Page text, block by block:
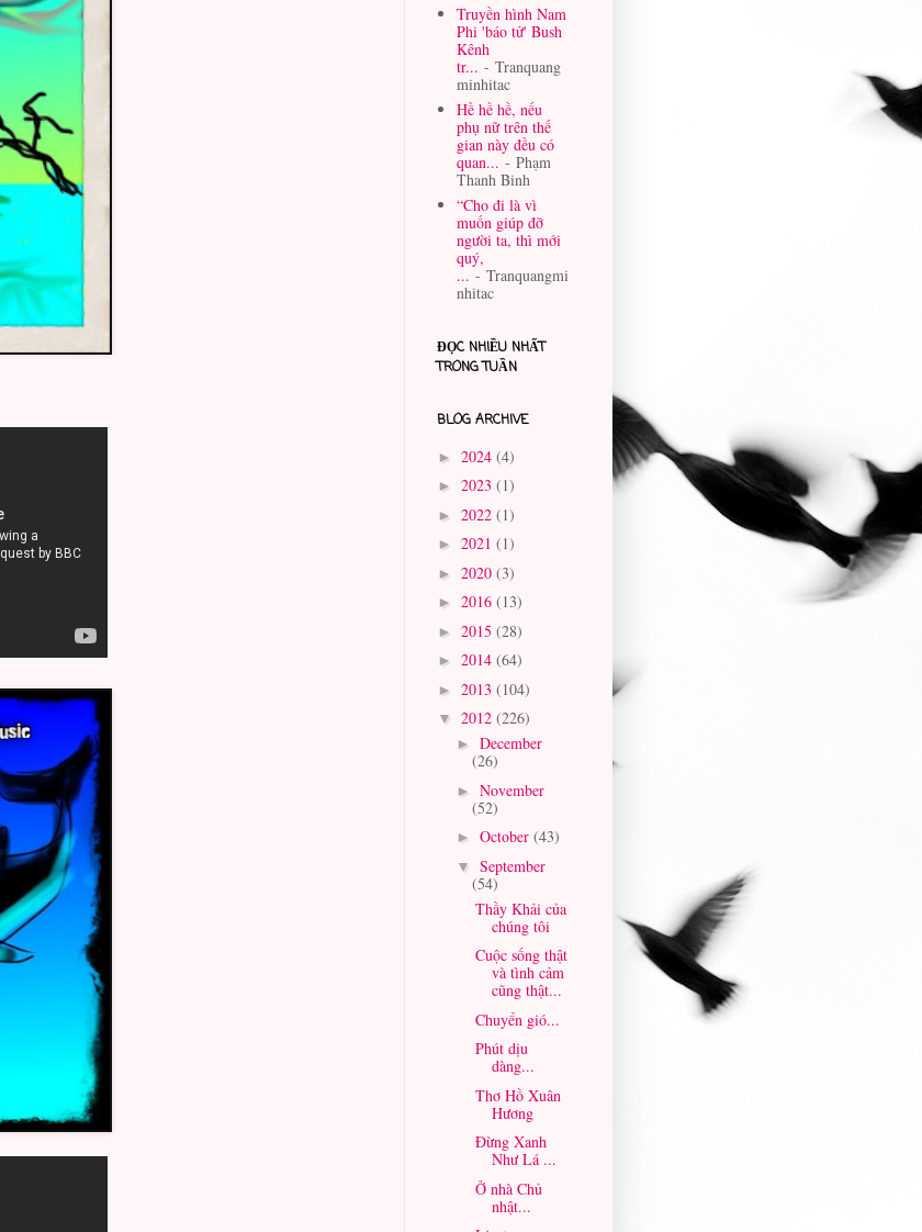
Truyền hình Nam
Phi 'báo tử' Bush
Kênh
tr... - Tranquang
minhitac
Hề hề hề, nếu
phụ nữ trên thế
gian này đều có
quan... - Phạm
Thanh Binh
“Cho đi là vì
muốn giúp đỡ
người ta, thì mới
quý,
... - Tranquangmi
nhitac
ĐỌC NHIỀU NHẤT
TRONG TUẦN
BLOG ARCHIVE
► 2024 (4)
► 2023 (1)
► 2022 (1)
► 2021 (1)
► 2020 (3)
► 2016 (13)
► 2015 (28)
► 2014 (64)
► 2013 (104)
▼ 2012 (226)
► December
(26)
► November
(52)
► October (43)
▼
September
(54)
Thầy Khải của
chúng tôi
Cuộc sống thật
và tình cảm
cũng thật...
Chuyển gió...
Phút dịu
dàng...
Thơ Hồ Xuân
Hương
Đừng Xanh
Như Lá ...
Ở nhà Chủ
nhật...